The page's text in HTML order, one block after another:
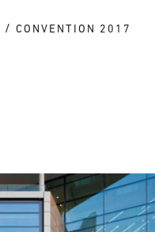
CONVENTION 2017